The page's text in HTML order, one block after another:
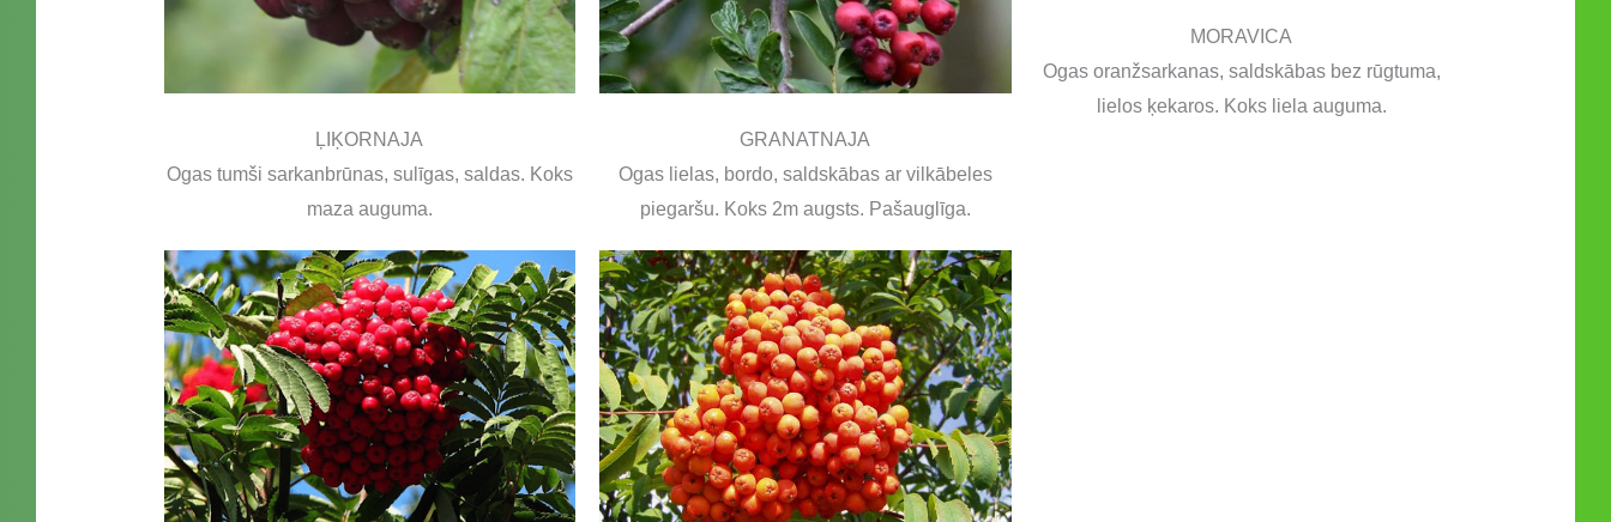
ĻIĶORNAJA
Ogas tumši sarkanbrūnas, sulīgas, saldas. Koks
maza auguma.
GRANATNAJA
Ogas lielas, bordo, saldskābas ar vilkābeles
piegaršu. Koks 2m augsts. Pašauglīga.
MORAVICA
Ogas oranžsarkanas, saldskābas bez rūgtuma,
lielos ķekaros. Koks liela auguma.